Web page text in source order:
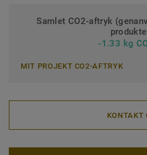
Samlet CO2-aftryk
-1.33 kg
MIT PROJEKT CO2-AFTRYK
KONTAKT